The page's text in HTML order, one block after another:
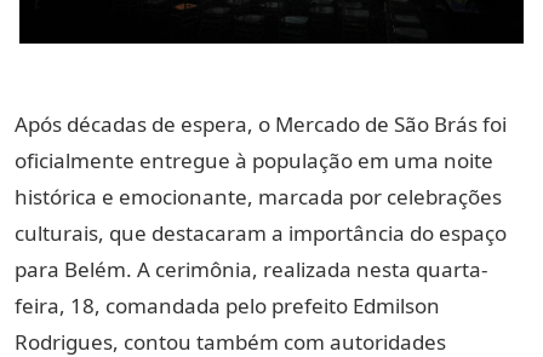
Após décadas de espera, o Mercado de São Brás foi
oficialmente entregue à população em uma noite
histórica e emocionante, marcada por celebrações
culturais, que destacaram a importância do espaço
para Belém. A cerimônia, realizada nesta quarta-
feira, 18, comandada pelo prefeito Edmilson
Rodrigues, contou também com autoridades